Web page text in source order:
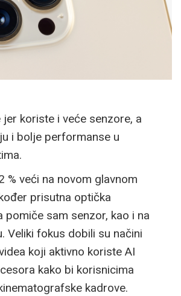
jer koriste i veće senzore, a
i bolje performanse u
% veći na novom glavnom
prisutna optička
pomiče sam senzor, kao i na
Veliki fokus dobili su načini
koji aktivno koriste AI
kako bi korisnicima
kadrove.